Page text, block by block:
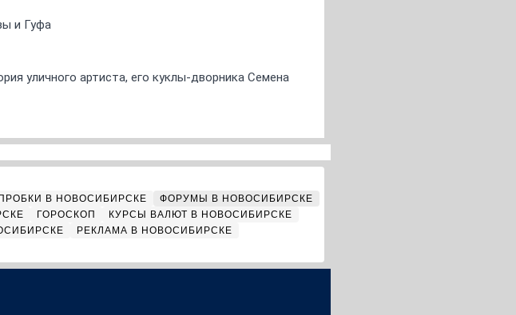
и Гуфа
уличного артиста, его куклы-дворника Семена
ПРОБКИ В НОВОСИБИРСКЕ
ФОРУМЫ В НОВОСИБИРСКЕ
ГОРОСКОП
КУРСЫ ВАЛЮТ В НОВОСИБИРСКЕ
РЕКЛАМА В НОВОСИБИРСКЕ